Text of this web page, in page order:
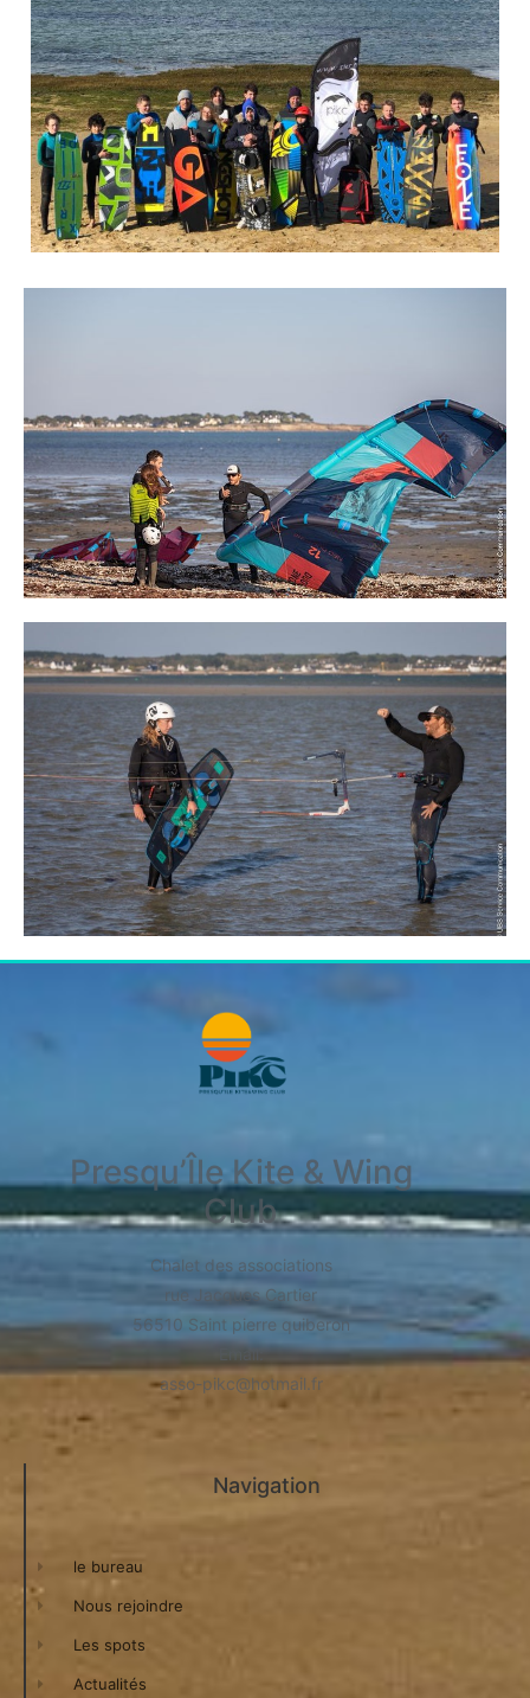
Presqu’Île Kite & Wing
Club
Chalet des associations
rue Jacques Cartier
56510 Saint pierre quiberon
​Email:
asso-pikc@hotmail.fr
Navigation
le bureau
Nous rejoindre
Les spots
Actualités